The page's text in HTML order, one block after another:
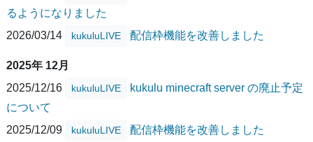
るようになりました
2026/03/14
kukuluLIVE 配信枠機能を改善しました
2025年 12月
2025/12/16
kukuluLIVE
kukulu minecraft server の廃止予定
について
2025/12/09
kukuluLIVE 配信枠機能を改善しました